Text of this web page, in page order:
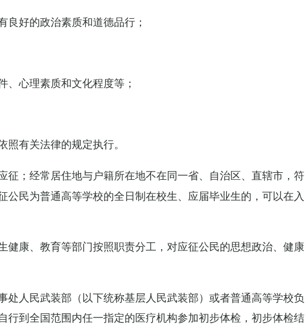
良好的政治素质和道德品行；
、心理素质和文化程度等；
有关法律的规定执行。
征；经常居住地与户籍所在地不在同一省、自治区、直辖市，符
民为普通高等学校的全日制在校生、应届毕业生的，可以在入
健康、教育等部门按照职责分工，对应征公民的思想政治、健康
处人民武装部（以下统称基层人民武装部）或者普通高等学校负
行到全国范围内任一指定的医疗机构参加初步体检，初步体检结